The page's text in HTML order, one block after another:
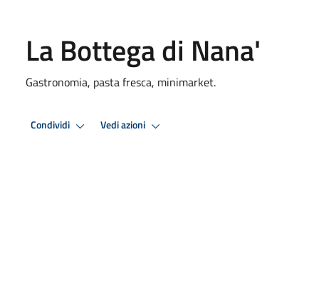
La Bottega di Nana'
Gastronomia, pasta fresca, minimarket.
Condividi Vedi azioni